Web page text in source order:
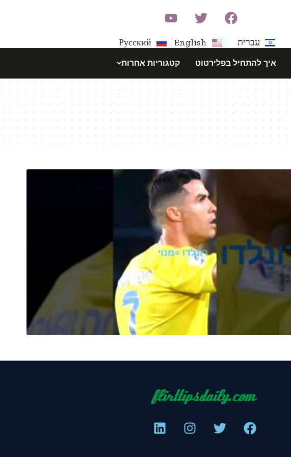
עברית English
Русский
איך להתחיל בפלירטוט קטגוריות אחרות